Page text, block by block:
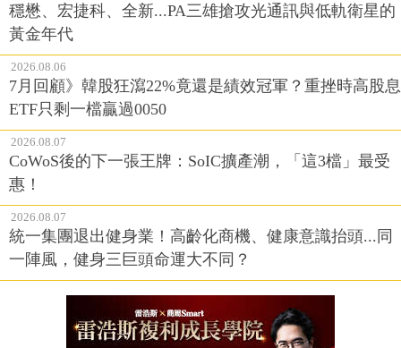
穩懋、宏捷科、全新...PA三雄搶攻光通訊與低軌衛星的
黃金年代
2026.08.06
7月回顧》韓股狂瀉22%竟還是績效冠軍？重挫時高股息
ETF只剩一檔贏過0050
2026.08.07
CoWoS後的下一張王牌：SoIC擴產潮，「這3檔」最受
惠！
2026.08.07
統一集團退出健身業！高齡化商機、健康意識抬頭...同
一陣風，健身三巨頭命運大不同？